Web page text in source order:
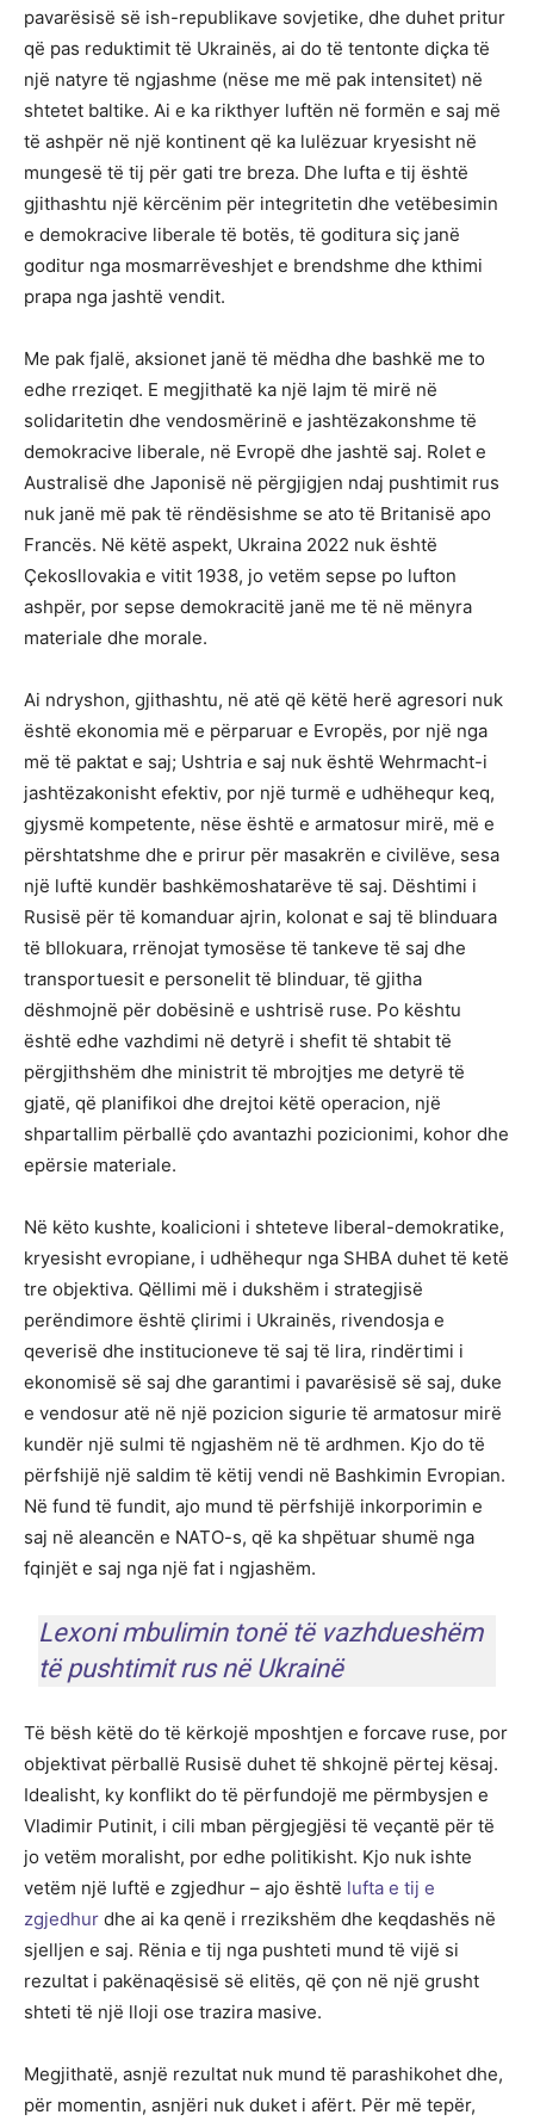
pavarësisë së ish-republikave sovjetike, dhe duhet pritur
që pas reduktimit të Ukrainës, ai do të tentonte diçka të
një natyre të ngjashme (nëse me më pak intensitet) në
shtetet baltike. Ai e ka rikthyer luftën në formën e saj më
të ashpër në një kontinent që ka lulëzuar kryesisht në
mungesë të tij për gati tre breza. Dhe lufta e tij është
gjithashtu një kërcënim për integritetin dhe vetëbesimin
e demokracive liberale të botës, të goditura siç janë
goditur nga mosmarrëveshjet e brendshme dhe kthimi
prapa nga jashtë vendit.
Me pak fjalë, aksionet janë të mëdha dhe bashkë me to
edhe rreziqet. E megjithatë ka një lajm të mirë në
solidaritetin dhe vendosmërinë e jashtëzakonshme të
demokracive liberale, në Evropë dhe jashtë saj. Rolet e
Australisë dhe Japonisë në përgjigjen ndaj pushtimit rus
nuk janë më pak të rëndësishme se ato të Britanisë apo
Francës. Në këtë aspekt, Ukraina 2022 nuk është
Çekosllovakia e vitit 1938, jo vetëm sepse po lufton
ashpër, por sepse demokracitë janë me të në mënyra
materiale dhe morale.
Ai ndryshon, gjithashtu, në atë që këtë herë agresori nuk
është ekonomia më e përparuar e Evropës, por një nga
më të paktat e saj; Ushtria e saj nuk është Wehrmacht-i
jashtëzakonisht efektiv, por një turmë e udhëhequr keq,
gjysmë kompetente, nëse është e armatosur mirë, më e
përshtatshme dhe e prirur për masakrën e civilëve, sesa
një luftë kundër bashkëmoshatarëve të saj. Dështimi i
Rusisë për të komanduar ajrin, kolonat e saj të blinduara
të bllokuara, rrënojat tymosëse të tankeve të saj dhe
transportuesit e personelit të blinduar, të gjitha
dëshmojnë për dobësinë e ushtrisë ruse. Po kështu
është edhe vazhdimi në detyrë i shefit të shtabit të
përgjithshëm dhe ministrit të mbrojtjes me detyrë të
gjatë, që planifikoi dhe drejtoi këtë operacion, një
shpartallim përballë çdo avantazhi pozicionimi, kohor dhe
epërsie materiale.
Në këto kushte, koalicioni i shteteve liberal-demokratike,
kryesisht evropiane, i udhëhequr nga SHBA duhet të ketë
tre objektiva. Qëllimi më i dukshëm i strategjisë
perëndimore është çlirimi i Ukrainës, rivendosja e
qeverisë dhe institucioneve të saj të lira, rindërtimi i
ekonomisë së saj dhe garantimi i pavarësisë së saj, duke
e vendosur atë në një pozicion sigurie të armatosur mirë
kundër një sulmi të ngjashëm në të ardhmen. Kjo do të
përfshijë një saldim të këtij vendi në Bashkimin Evropian.
Në fund të fundit, ajo mund të përfshijë inkorporimin e
saj në aleancën e NATO-s, që ka shpëtuar shumë nga
fqinjët e saj nga një fat i ngjashëm.
Lexoni mbulimin tonë të vazhdueshëm
të pushtimit rus në Ukrainë
Të bësh këtë do të kërkojë mposhtjen e forcave ruse, por
objektivat përballë Rusisë duhet të shkojnë përtej kësaj.
Idealisht, ky konflikt do të përfundojë me përmbysjen e
Vladimir Putinit, i cili mban përgjegjësi të veçantë për të
jo vetëm moralisht, por edhe politikisht. Kjo nuk ishte
vetëm një luftë e zgjedhur – ajo është lufta e tij e
zgjedhur dhe ai ka qenë i rrezikshëm dhe keqdashës në
sjelljen e saj. Rënia e tij nga pushteti mund të vijë si
rezultat i pakënaqësisë së elitës, që çon në një grusht
shteti të një lloji ose trazira masive.
Megjithatë, asnjë rezultat nuk mund të parashikohet dhe,
për momentin, asnjëri nuk duket i afërt. Për më tepër,